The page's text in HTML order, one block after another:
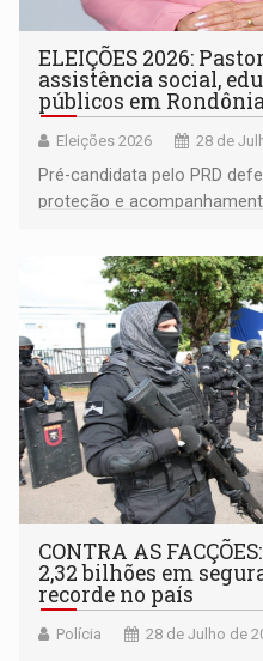
ELEIÇÕES 2026:
assistência social,
públicos em
Eleições 2026 28 de
Pré-candidata pelo PRD
proteção e
CONTRA AS
2,32 bilhões em
recorde no país
Polícia 28 de Julho de